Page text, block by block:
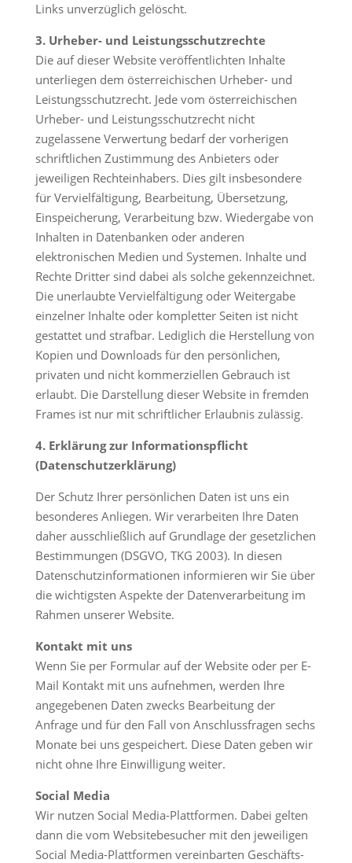
Links unverzüglich gelöscht.
3. Urheber- und Leistungsschutzrechte
Die auf dieser Website veröffentlichten Inhalte
unterliegen dem österreichischen Urheber- und
Leistungsschutzrecht. Jede vom österreichischen
Urheber- und Leistungsschutzrecht nicht
zugelassene Verwertung bedarf der vorherigen
schriftlichen Zustimmung des Anbieters oder
jeweiligen Rechteinhabers. Dies gilt insbesondere
für Vervielfältigung, Bearbeitung, Übersetzung,
Einspeicherung, Verarbeitung bzw. Wiedergabe von
Inhalten in Datenbanken oder anderen
elektronischen Medien und Systemen. Inhalte und
Rechte Dritter sind dabei als solche gekennzeichnet.
Die unerlaubte Vervielfältigung oder Weitergabe
einzelner Inhalte oder kompletter Seiten ist nicht
gestattet und strafbar. Lediglich die Herstellung von
Kopien und Downloads für den persönlichen,
privaten und nicht kommerziellen Gebrauch ist
erlaubt. Die Darstellung dieser Website in fremden
Frames ist nur mit schriftlicher Erlaubnis zulässig.
4. Erklärung zur Informationspflicht
(Datenschutzerklärung)
Der Schutz Ihrer persönlichen Daten ist uns ein
besonderes Anliegen. Wir verarbeiten Ihre Daten
daher ausschließlich auf Grundlage der gesetzlichen
Bestimmungen (DSGVO, TKG 2003). In diesen
Datenschutzinformationen informieren wir Sie über
die wichtigsten Aspekte der Datenverarbeitung im
Rahmen unserer Website.
Kontakt mit uns
Wenn Sie per Formular auf der Website oder per E-
Mail Kontakt mit uns aufnehmen, werden Ihre
angegebenen Daten zwecks Bearbeitung der
Anfrage und für den Fall von Anschlussfragen sechs
Monate bei uns gespeichert. Diese Daten geben wir
nicht ohne Ihre Einwilligung weiter.
Social Media
Wir nutzen Social Media-Plattformen. Dabei gelten
dann die vom Websitebesucher mit den jeweiligen
Social Media-Plattformen vereinbarten Geschäfts-